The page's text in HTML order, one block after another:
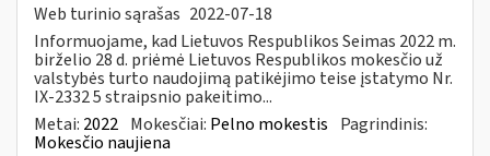
Web turinio sąrašas 2022-07-18
Informuojame, kad Lietuvos Respublikos Seimas 2022 m.
birželio 28 d. priėmė Lietuvos Respublikos mokesčio už
valstybės turto naudojimą patikėjimo teise įstatymo Nr.
IX-2332 5 straipsnio pakeitimo...
Metai: 2022 Mokesčiai: Pelno mokestis Pagrindinis:
Mokesčio naujiena